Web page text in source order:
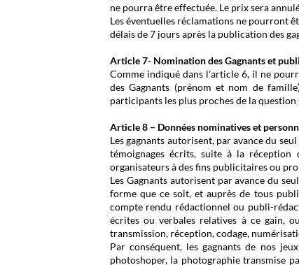
ne pourra être effectuée. Le prix sera
Les éventuelles réclamations ne pourront
délais de 7 jours après la publication des
Article 7- Nomination des Gagnants et
Comme indiqué dans l'article 6, il ne
des Gagnants (prénom et nom de
participants les plus proches de la
Article 8 – Données nominatives et
Les gagnants autorisent, par avance du
témoignages écrits, suite à la
organisateurs à des fins publicitaires ou
Les Gagnants autorisent par avance du
forme que ce soit, et auprès de tous
compte rendu rédactionnel ou publi-
écrites ou verbales relatives à ce gain,
transmission, réception, codage,
Par conséquent, les gagnants de nos
photoshoper, la photographie transmise